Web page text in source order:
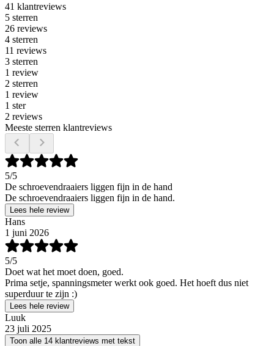
41 klantreviews
5 sterren
26 reviews
4 sterren
11 reviews
3 sterren
1 review
2 sterren
1 review
1 ster
2 reviews
Meeste sterren klantreviews
5/5
De schroevendraaiers liggen fijn in de hand
De schroevendraaiers liggen fijn in de hand.
Lees hele review
Hans
1 juni 2026
5/5
Doet wat het moet doen, goed.
Prima setje, spanningsmeter werkt ook goed. Het hoeft dus niet
superduur te zijn :)
Lees hele review
Luuk
23 juli 2025
Toon alle 14 klantreviews met tekst